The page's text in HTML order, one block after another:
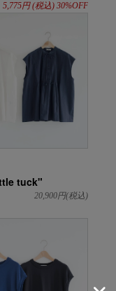
5,775円(税込) 30%OFF
tuck"
20,900円(税込)